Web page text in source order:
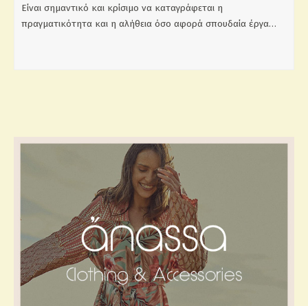
Είναι σημαντικό και κρίσιμο να καταγράφεται η
πραγματικότητα και η αλήθεια όσο αφορά σπουδαία έργα…